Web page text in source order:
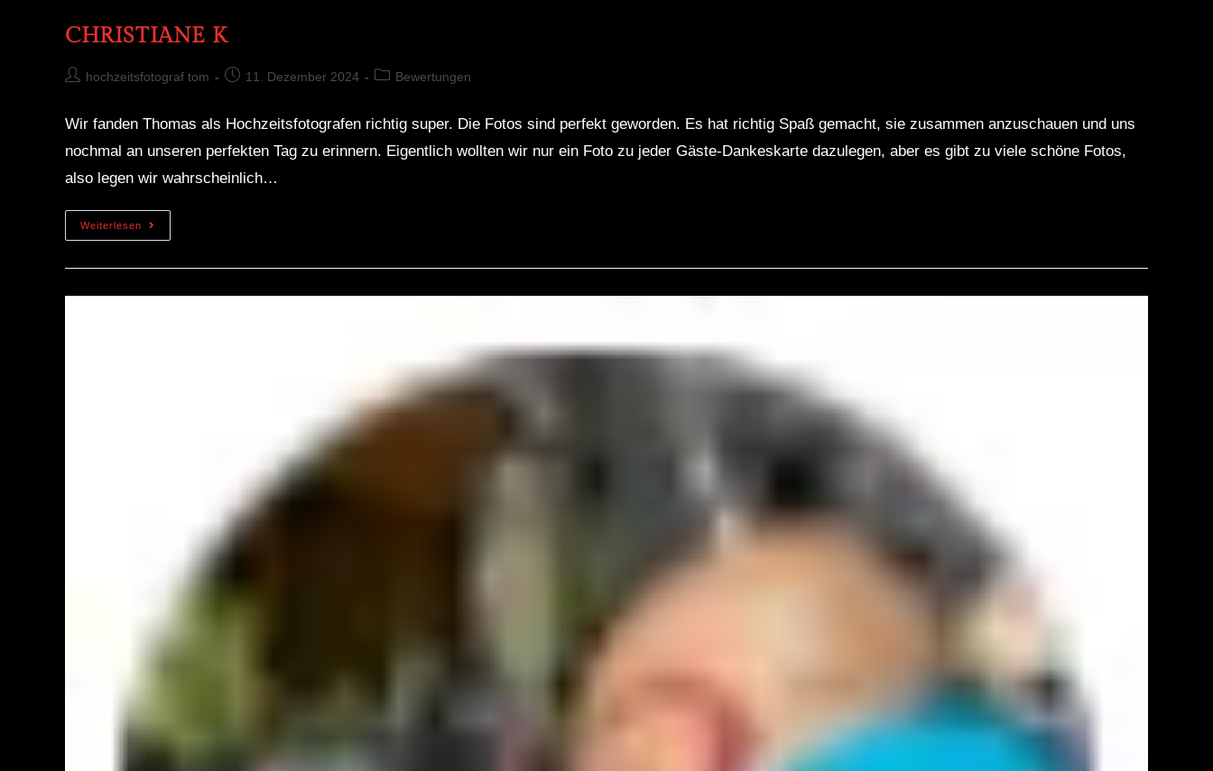
CHRISTIANE K
hochzeitsfotograf tom 11. Dezember 2024 Bewertungen
Wir fanden Thomas als Hochzeitsfotografen richtig super. Die Fotos sind perfekt geworden. Es hat richtig Spaß gemacht, sie zusammen anzuschauen und uns
nochmal an unseren perfekten Tag zu erinnern. Eigentlich wollten wir nur ein Foto zu jeder Gäste-Dankeskarte dazulegen, aber es gibt zu viele schöne Fotos,
also legen wir wahrscheinlich…
Weiterlesen